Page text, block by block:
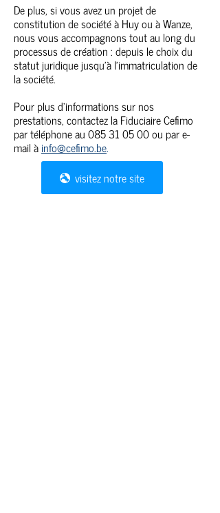
De plus, si vous avez un projet de
constitution de société à Huy ou à Wanze,
nous vous accompagnons tout au long du
processus de création : depuis le choix du
statut juridique jusqu’à l’immatriculation de
la société.
Pour plus d’informations sur nos
prestations, contactez la Fiduciaire Cefimo
par téléphone au085 31 05 00ou par e-
mail àinfo@cefimo.be.
visitez notre site